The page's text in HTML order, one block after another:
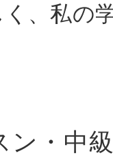
、私の
ン・中